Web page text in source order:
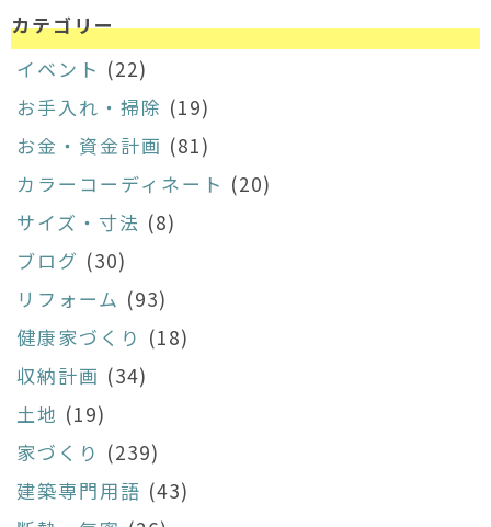
カテゴリー
イベント (22)
お手入れ・掃除 (19)
お金・資金計画 (81)
カラーコーディネート (20)
サイズ・寸法 (8)
ブログ (30)
リフォーム (93)
健康家づくり (18)
収納計画 (34)
土地 (19)
家づくり (239)
建築専門用語 (43)